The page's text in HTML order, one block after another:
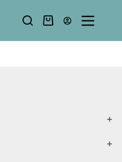
+
+